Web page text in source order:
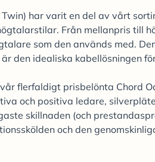
Twin) har varit en del av vårt
Från mellanpris till
som den används med.
den idealiska kabellösningen
flerfaldigt prisbelönta Chord
och positiva ledare,
skillnaden (och
och den